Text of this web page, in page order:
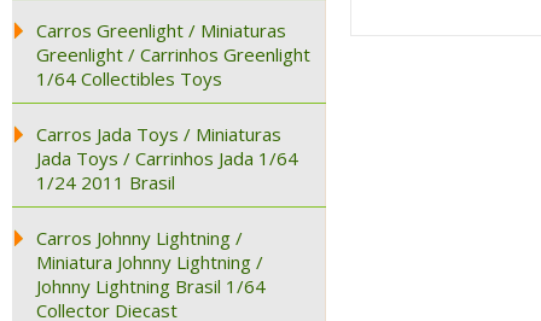
Carros Greenlight / Miniaturas
Greenlight / Carrinhos Greenlight
1/64 Collectibles Toys
Carros Jada Toys / Miniaturas
Jada Toys / Carrinhos Jada 1/64
1/24 2011 Brasil
Carros Johnny Lightning /
Miniatura Johnny Lightning /
Johnny Lightning Brasil 1/64
Collector Diecast